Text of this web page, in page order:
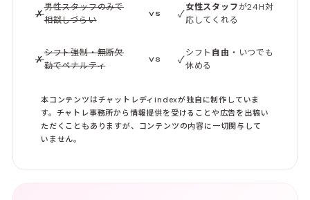
✗
男性スタッフのみで
相談しづらい
VS ✓
女性スタッフが24H対
応してくれる
✗
シフト強制・無断欠
勤でペナルティ
VS ✓
シフト 自由 ・いつでも
休める
本コンテンツはチャットレディindexが独自に制作していま
す。チャトレ事務所から情報提供を受けることや広告を出稿い
ただくこともありますが、コンテンツの内容に一切関与して
いません。